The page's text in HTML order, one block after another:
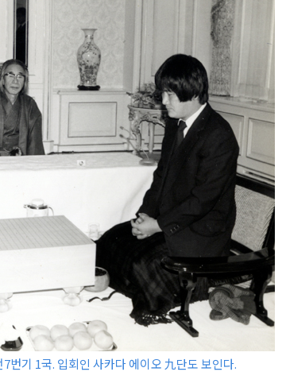
기 1국. 입회인 사카다 에이오 九단도 보인다.